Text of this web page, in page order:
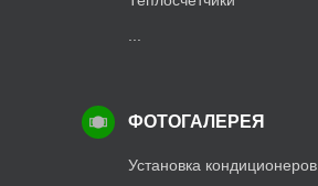
ФОТОГАЛЕРЕЯ
Установка кондиционеров